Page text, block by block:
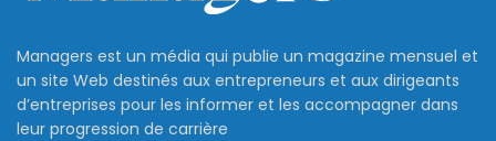
Managers est un média qui publie un magazine mensuel et
un site Web destinés aux entrepreneurs et aux dirigeants
d’entreprises pour les informer et les accompagner dans
leur progression de carrière